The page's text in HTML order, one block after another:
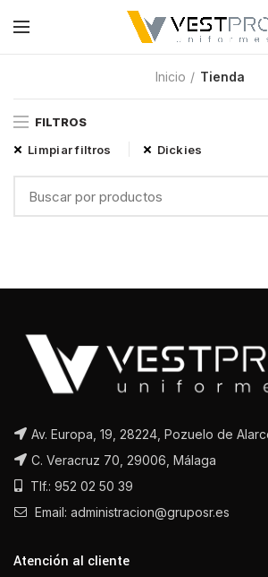
Inicio Tienda
FILTROS
Limpiar filtros
Dickies
Av. Europa, 19, 28224, Pozuelo de
C. Veracruz 70, 29006, Málaga
Tlf.: 952 02 50 39
Email: administracion@gruposr.es
Atención al cliente